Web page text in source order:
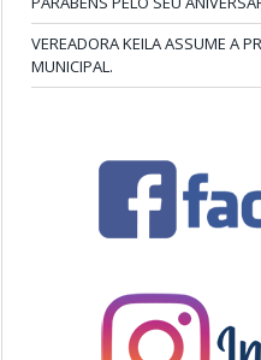
VEREADORA KEILA ASSUME A
MUNICIPAL.